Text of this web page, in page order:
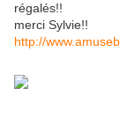
régalés!!
merci Sylvie!!
http://